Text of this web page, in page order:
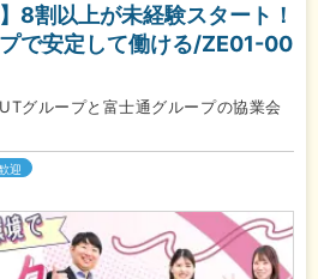
8割以上が未経験スタート！
で安定して働ける/ZE01-00
グループと富士通グループの協業会
迎